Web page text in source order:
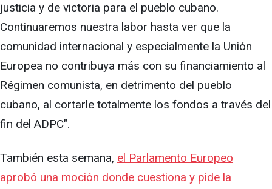
justicia y de victoria para el pueblo cubano.
Continuaremos nuestra labor hasta ver que la
comunidad internacional y especialmente la Unión
Europea no contribuya más con su financiamiento al
Régimen comunista, en detrimento del pueblo
cubano, al cortarle totalmente los fondos a través del
fin del ADPC".
También esta semana, el Parlamento Europeo
aprobó una moción donde cuestiona y pide la